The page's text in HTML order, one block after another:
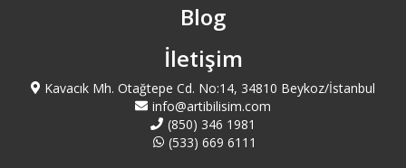
Beşiktaş Logo Destek
Blog
İletişim
Kavacık Mh. Otağtepe Cd. No:14, 34810 Beykoz/İstanbul
info@artibilisim.com
(850) 346 1981
(533) 669 6111